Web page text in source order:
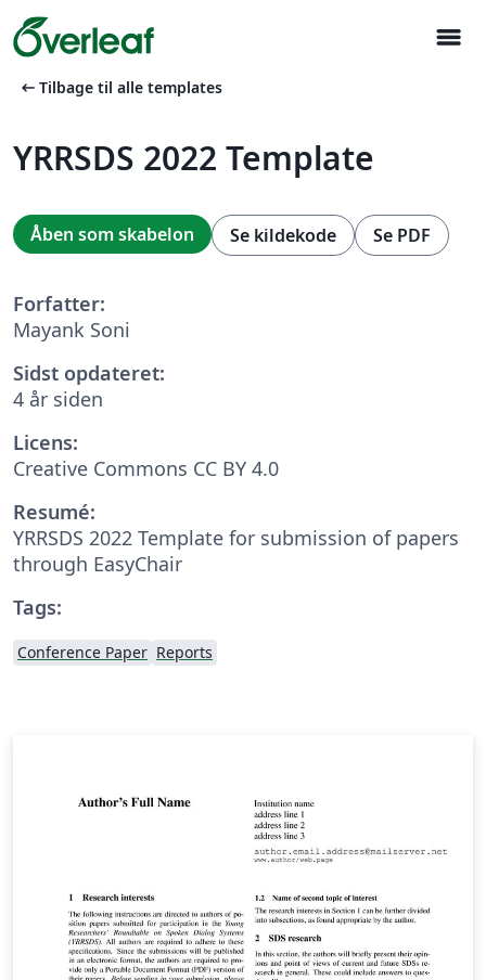
menu
arrow_left_alt Tilbage til alle templates
YRRSDS 2022 Template
Åben som skabelon Se kildekode Se PDF
Forfatter:
Mayank Soni
Sidst opdateret:
4 år siden
Licens:
Creative Commons CC BY 4.0
Resumé:
YRRSDS 2022 Template for submission of papers
through EasyChair
Tags:
Conference Paper Reports